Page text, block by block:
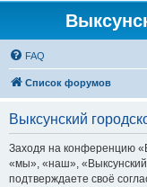
FAQ
Список форумов
Выксунский
Заходя на конференцию
«мы», «наш»,
подтверждаете своё